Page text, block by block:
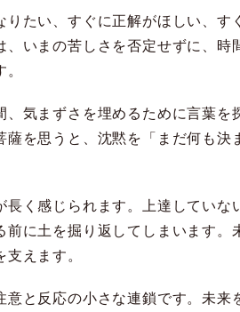
たい、すぐに正解がほしい、
いまの苦しさを否定せずに、
気まずさを埋めるために言葉
を思うと、沈黙を「まだ何も
く感じられます。上達してい
に土を掘り返してしまいます
えます。
と反応の小さな連鎖です。未